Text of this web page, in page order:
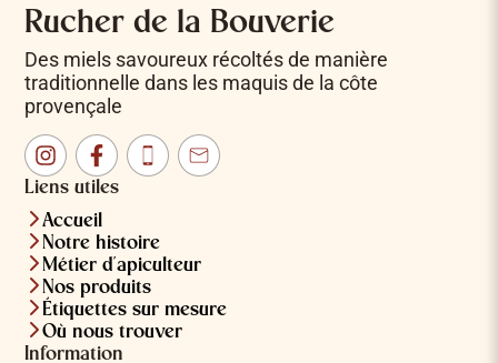
Rucher de la Bouverie
Des miels savoureux récoltés de manière
traditionnelle dans les maquis de la côte
provençale
InstagramFacebookTéléphone
Email
Liens utiles
Accueil
Notre histoire
Métier d'apiculteur
Nos produits
Étiquettes sur mesure
Où nous trouver
Information